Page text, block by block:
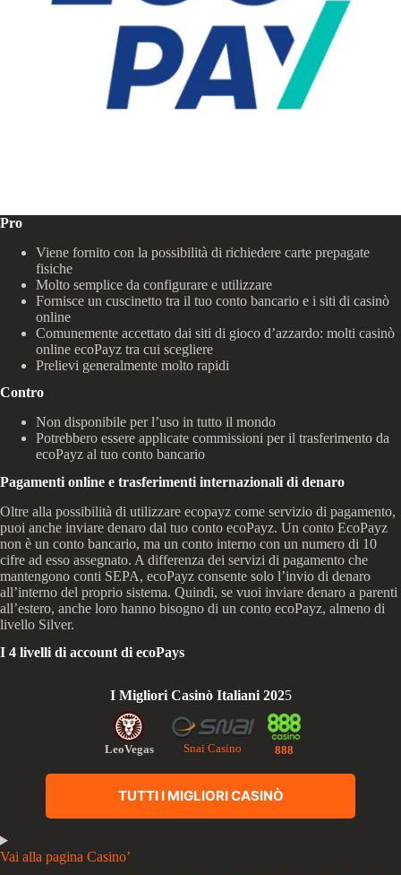
Pro
Viene fornito con la possibilità di richiedere carte prepagate
fisiche
Molto semplice da configurare e utilizzare
Fornisce un cuscinetto tra il tuo conto bancario e i siti di casinò
online
Comunemente accettato dai siti di gioco d’azzardo: molti casinò
online ecoPayz tra cui scegliere
Prelievi generalmente molto rapidi
Contro
Non disponibile per l’uso in tutto il mondo
Potrebbero essere applicate commissioni per il trasferimento da
ecoPayz al tuo conto bancario
Pagamenti online e trasferimenti internazionali di denaro
Oltre alla possibilità di utilizzare ecopayz come servizio di pagamento,
puoi anche inviare denaro dal tuo conto ecoPayz. Un conto EcoPayz
non è un conto bancario, ma un conto interno con un numero di 10
cifre ad esso assegnato. A differenza dei servizi di pagamento che
mantengono conti SEPA, ecoPayz consente solo l’invio di denaro
all’interno del proprio sistema. Quindi, se vuoi inviare denaro a parenti
all’estero, anche loro hanno bisogno di un conto ecoPayz, almeno di
livello Silver.
I 4 livelli di account di ecoPays
I Migliori Casinò Italiani 2025
LeoVegas Snai Casino 888
TUTTI I MIGLIORI CASINÒ
Vai alla pagina Casino’